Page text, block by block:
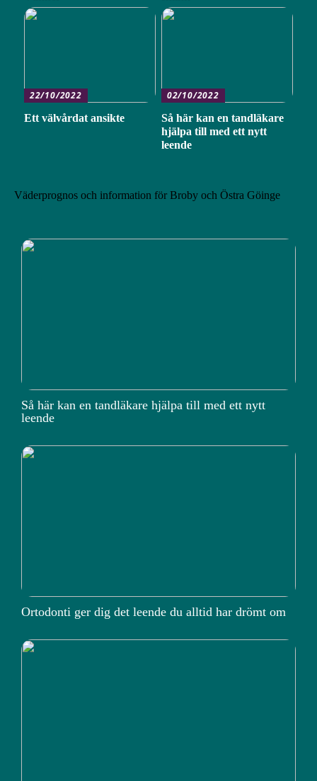
22/10/2022
Ett välvårdat ansikte
02/10/2022
Så här kan en tandläkare
hjälpa till med ett nytt
leende
Väderprognos och information för Broby och Östra Göinge
Så här kan en tandläkare hjälpa till med ett nytt
leende
Ortodonti ger dig det leende du alltid har drömt om